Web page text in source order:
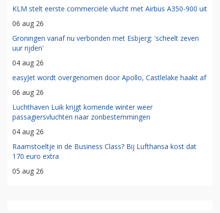
KLM stelt eerste commerciële vlucht met Airbus A350-900 uit
06 aug 26
Groningen vanaf nu verbonden met Esbjerg: 'scheelt zeven
uur rijden'
04 aug 26
easyJet wordt overgenomen door Apollo, Castlelake haakt af
06 aug 26
Luchthaven Luik krijgt komende winter weer
passagiersvluchten naar zonbestemmingen
04 aug 26
Raamstoeltje in de Business Class? Bij Lufthansa kost dat
170 euro extra
05 aug 26